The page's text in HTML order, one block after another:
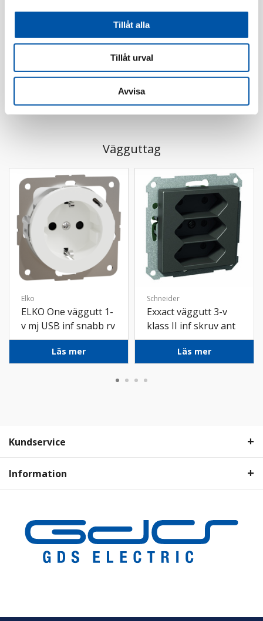
Tillåt alla
Tillåt urval
Avvisa
Schneider
hög vit
Schneider
Renova ram 1-fack
glas vit
Vägguttag
Elko
ELKO One väggutt 1-
v mj USB inf snabb rv
Läs mer
Schneider
Exxact väggutt 3-v
klass II inf skruv ant
Läs mer
Kundservice
Information